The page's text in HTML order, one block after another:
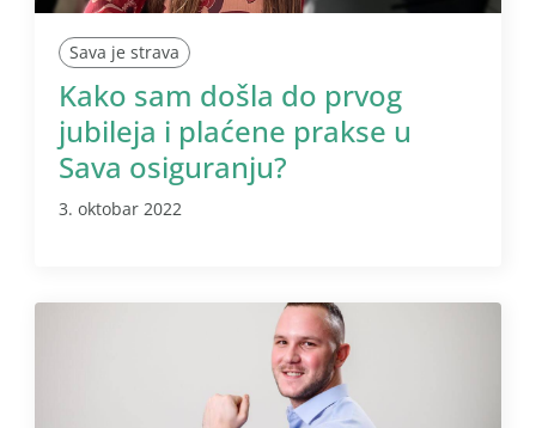
Sava je strava
Kako sam došla do prvog
jubileja i plaćene prakse u
Sava osiguranju?
3. oktobar 2022